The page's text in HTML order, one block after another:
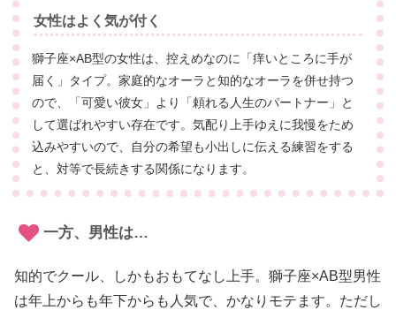
女性はよく気が付く
獅子座×AB型の女性は、控えめなのに「痒いところに手が
届く」タイプ。家庭的なオーラと知的なオーラを併せ持つ
ので、「可愛い彼女」より「頼れる人生のパートナー」と
して選ばれやすい存在です。気配り上手ゆえに我慢をため
込みやすいので、自分の希望も小出しに伝える練習をする
と、対等で長続きする関係になります。
一方、男性は…
知的でクール、しかもおもてなし上手。獅子座×AB型男性
は年上からも年下からも人気で、かなりモテます。ただし